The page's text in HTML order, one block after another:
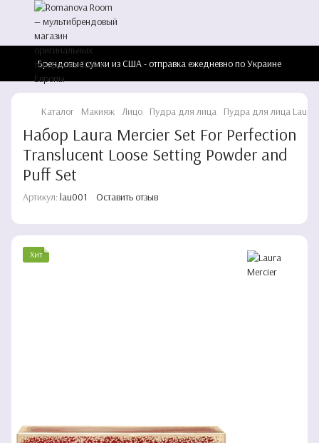
Брендовые сумки из США - отправка ежедневно по Украине
Каталог Макияж Лицо Пудра для лица Пудра для лица Laura
Набор Laura Mercier Set For Perfection
Translucent Loose Setting Powder and
Puff Set
Артикул: lau001 Оставить отзыв
Хит